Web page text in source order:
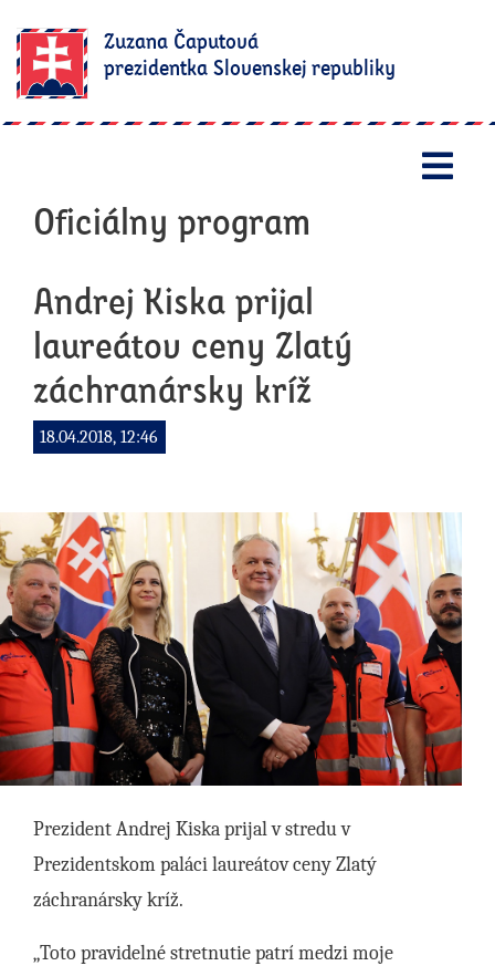
Zuzana Čaputová
prezidentka Slovenskej republiky
Oficiálny program
Andrej Kiska prijal
laureátov ceny Zlatý
záchranársky kríž
18.04.2018, 12:46
Prezident Andrej Kiska prijal v stredu v
Prezidentskom paláci laureátov ceny Zlatý
záchranársky kríž.
„Toto pravidelné stretnutie patrí medzi moje